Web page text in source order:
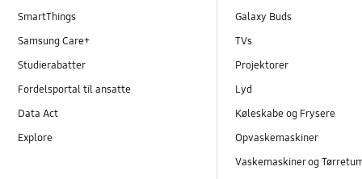
SmartThings
Samsung Care+
Studierabatter
Fordelsportal til ansatte
Data Act
Explore
Galaxy Buds
TVs
Projektorer
Lyd
Køleskabe og Frysere
Opvaskemaskiner
Vaskemaskiner og